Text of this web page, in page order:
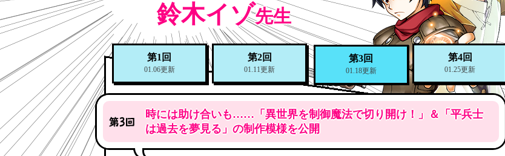
鈴木イゾ先生
第1回
01.06更新
第2回
01.11更新
第3回
01.18更新
第4回
01.25更新
時には助け合いも……「異世界を制御魔法で切り開け！」＆「平兵士
は過去を夢見る」の制作模様を公開